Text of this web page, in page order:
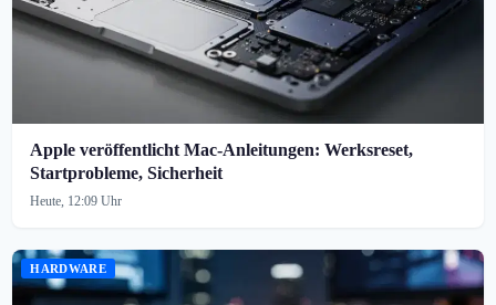
Apple veröffentlicht Mac-Anleitungen: Werksreset,
Startprobleme, Sicherheit
Heute, 12:09 Uhr
HARDWARE